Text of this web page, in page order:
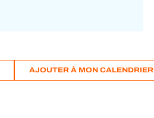
AJOUTER À MON CALENDRIER